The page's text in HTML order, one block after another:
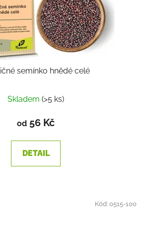
semínko hnědé celé
Skladem (>5 ks)
od 56 Kč
DETAIL
Kód:0515-100